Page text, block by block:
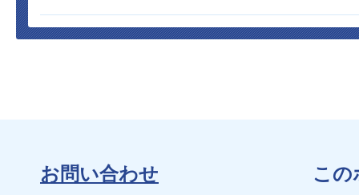
お問い合わせ この